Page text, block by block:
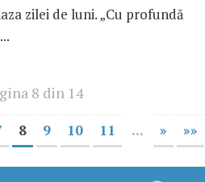
zilei de luni. „Cu profundă
8 din 14
8 9 10 11 ... » »»